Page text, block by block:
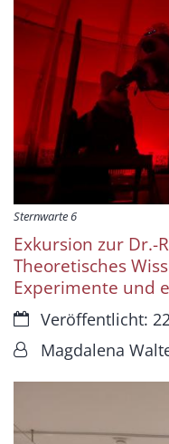
Sternwarte 6
Exkursion zur Dr.-
Theoretisches
Experimente und
Datum:Veröffentlicht:
Von:Magdalena